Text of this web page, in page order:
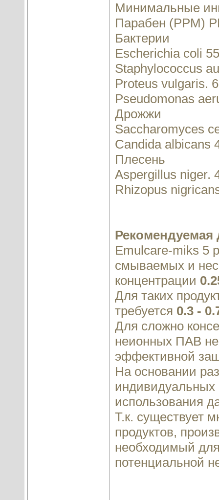
Минимальные
Парабен (PPM)
Бактерии
Escherichia coli
Staphylococcus
Proteus vulgaris.
Pseudomonas
Дрожжи
Saccharomyces
Candida albicans
Плесень
Aspergillus niger.
Rhizopus
Рекомендуемая
Emulcare-miks 5
смываемых и
концентрации
Для таких
требуется 0.3 -
Для сложно
неионных ПАВ
эффективной
На основании
индивидуальных
использования
Т.к. существует
продуктов,
необходимый
потенциальной